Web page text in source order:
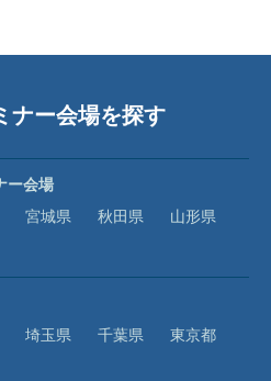
ナー会場を探す
ー会場
宮城県 秋田県
山形県
埼玉県 千葉県
東京都